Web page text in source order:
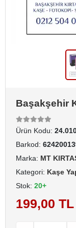
Başakşehir
Ürün Kodu:
Barkod:
Marka: MT
Kategori: Kaşe
Stok: 20+
199,00 TL